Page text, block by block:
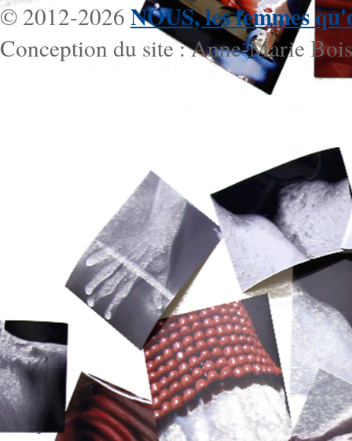
© 2012-2026 NOUS, les femmes
Conception du site : Anne-Marie